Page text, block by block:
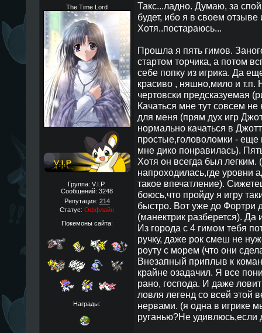
The Time Lord
Группа: V.I.P.
Сообщений: 3248
Репутация: 214
Статус: Оффлайн
Покемоны сайта:
Награды:
Такс...ладно. Думаю, за
будет, ибо я в своем отзыве
Хотя..постараюсь...
Прошла я пять гимов.
стартом торчика, а потом
себе попку из игрика. Да
красиво , няшно,мило и
чертовски предсказуемая
Качаться мне тут совсем не
для меня (прям дух игр
нормально качаться в
простые,головоломки -
мне дико понравилась).
Хотя он всегда был
напроходилась,где уровни
такое впечатление).
боюсь,что пройду я игру
быстро. Вот уже до Фортри
(манектрик разберется). Да
Из города с 4 гимом тебя
ручку, даже рок смеш не
роуту с морем (что они
Внезапный приплыв к
крайне озадачил. Я все
рано, господа. И даже
ловля легенд со всей этой
нервами. (я одна в игрике
руганью?Не удивлюсь,если